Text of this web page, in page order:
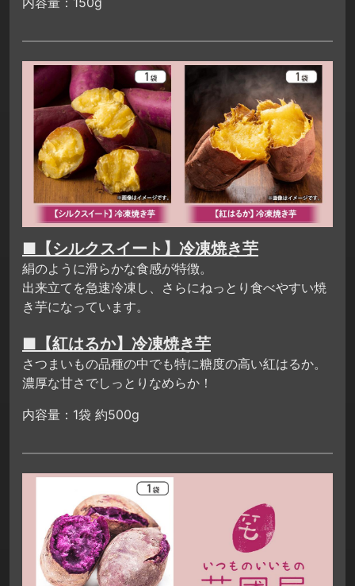
■【シルクスイート】冷凍焼き芋
絹のように滑らかな食感が特徴。
出来立てを急速冷凍し、さらにねっとり食べやすい焼
き芋になっています。
■【紅はるか】冷凍焼き芋
さつまいもの品種の中でも特に糖度の高い紅はるか。
濃厚な甘さでしっとりなめらか！
内容量：1袋 約500g